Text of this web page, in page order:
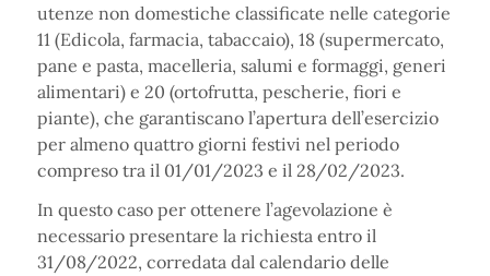
utenze non domestiche classificate nelle categorie
11 (Edicola, farmacia, tabaccaio), 18 (supermercato,
pane e pasta, macelleria, salumi e formaggi, generi
alimentari) e 20 (ortofrutta, pescherie, fiori e
piante), che garantiscano l’apertura dell’esercizio
per almeno quattro giorni festivi nel periodo
compreso tra il 01/01/2023 e il 28/02/2023.
In questo caso per ottenere l’agevolazione è
necessario presentare la richiesta entro il
31/08/2022, corredata dal calendario delle